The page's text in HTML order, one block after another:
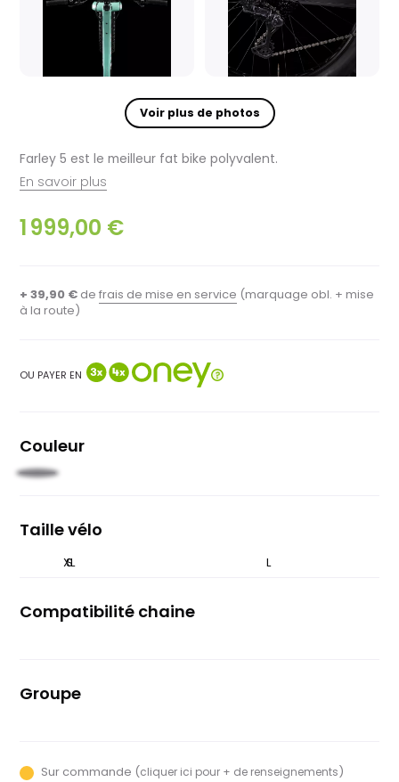
Voir plus de photos
Farley 5 est le meilleur fat bike polyvalent.
En savoir plus
1 999,00 €
+ 39,90 €de frais de mise en service (marquage obl. + mise
à la route)
OU PAYER EN
Couleur
Turquoise
Taille vélo
S L
XL
Compatibilité chaine
Groupe
Sur commande (cliquer ici pour + de renseignements)